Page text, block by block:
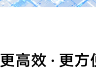
更高效 · 更方